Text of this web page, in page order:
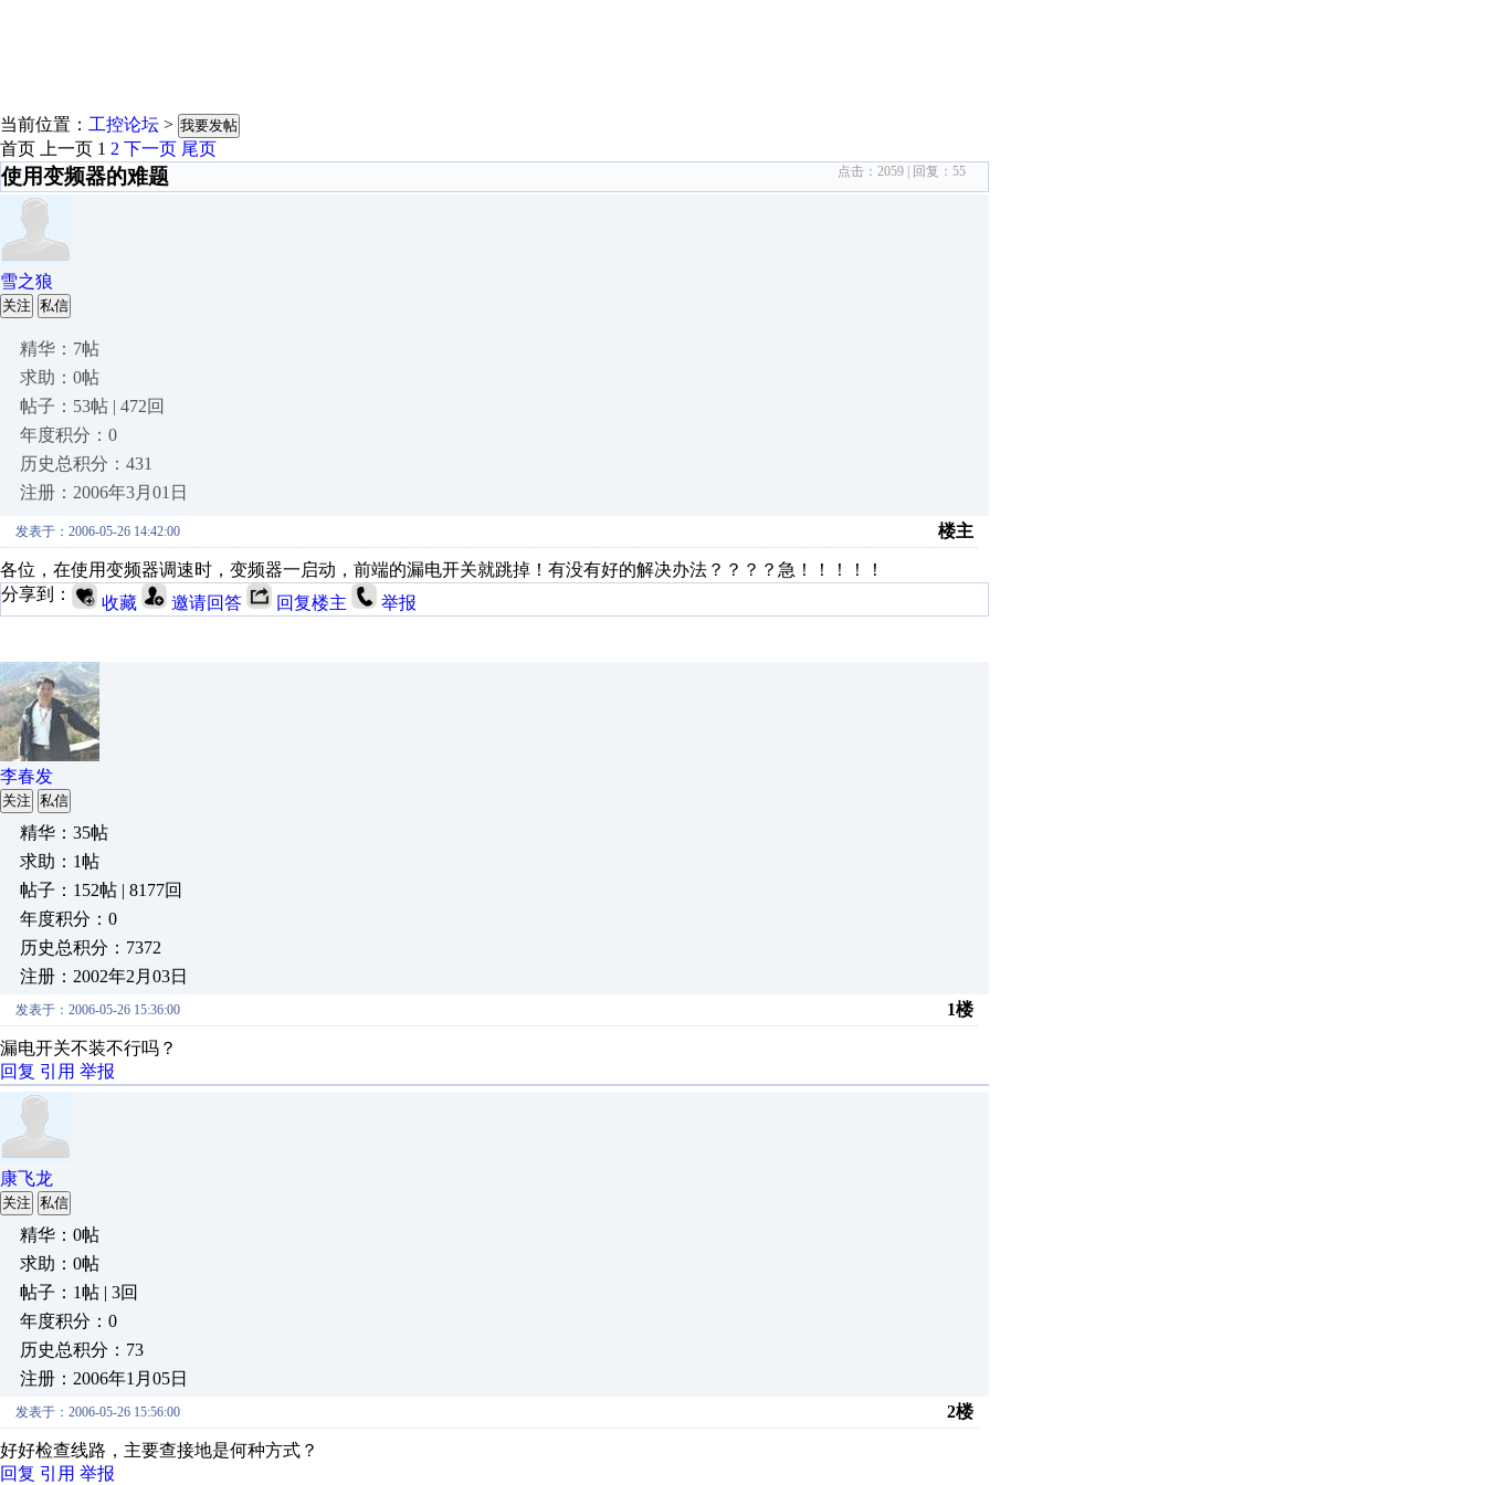
当前位置： 工控论坛 > 我要发帖
首页 上一页 1 2 下一页 尾页
使用变频器的难题 点击： 2059 | 回复： 55
雪之狼
关注 私信
精华：7帖
求助：0帖
帖子：53帖 | 472回
年度积分：0
历史总积分：431
注册：2006年3月01日
发表于：2006-05-26 14:42:00 楼主
各位，在使用变频器调速时，变频器一启动，前端的漏电开关就跳掉！有没有好的解决办法？？？？急！！！！！
分享到：
收藏 邀请回答 回复楼主 举报
李春发
关注 私信
精华：35帖
求助：1帖
帖子：152帖 | 8177回
年度积分：0
历史总积分：7372
注册：2002年2月03日
发表于：2006-05-26 15:36:00 1楼
漏电开关不装不行吗？
回复 引用 举报
康飞龙
关注 私信
精华：0帖
求助：0帖
帖子：1帖 | 3回
年度积分：0
历史总积分：73
注册：2006年1月05日
发表于：2006-05-26 15:56:00 2楼
好好检查线路，主要查接地是何种方式？
回复 引用 举报